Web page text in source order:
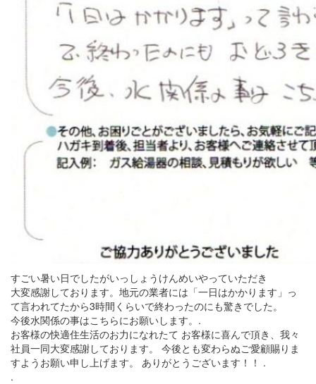
すごい暑い日でしたがいっしょうけんめいやっていただき
大変感謝しております。地元の業者には「一日はかかります」っ
て言われてたから3時間くらいで終わったのにも驚きでした。
今後水関係の事はこちらにお願いします。.
お客様の快適住生活のお力になれたて お客様に喜んで頂き、我々
社員一同大変感謝しております。 今後とも変わらぬご愛顧賜りま
すようお願い申し上げます。 ありがとうございます！！ .
.